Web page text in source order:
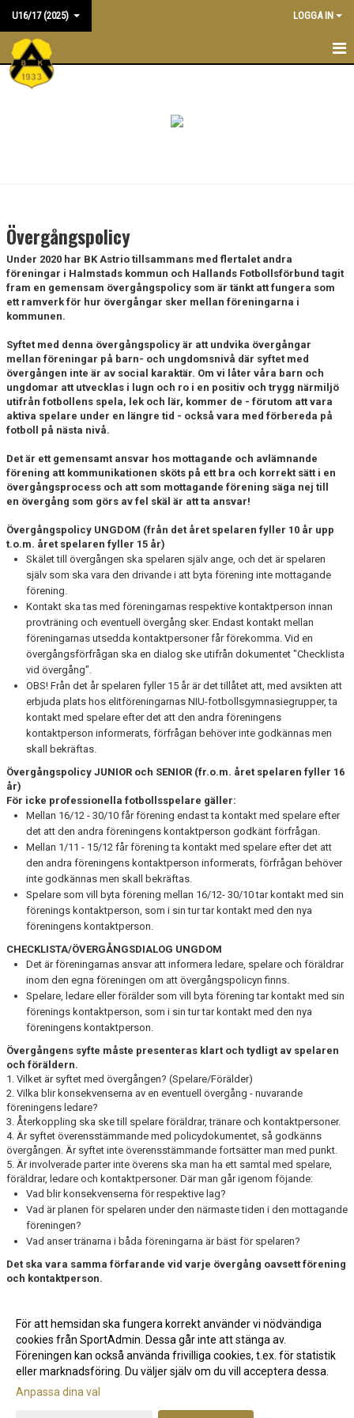
U16/17 (2025) LOGGA IN
U16/17
DOKUMENT
KONTAKT
MATCHER
PRAKTISK INFORMATION
ÖVERGÅNGSPOLICY
Övergångspolicy
Under 2020 har BK Astrio tillsammans med flertalet andra
föreningar i Halmstads kommun och Hallands Fotbollsförbund tagit
fram en gemensam övergångspolicy som är tänkt att fungera som
ett ramverk för hur övergångar sker mellan föreningarna i
kommunen.
Syftet med denna övergångspolicy är att undvika övergångar
mellan föreningar på barn- och ungdomsnivå där syftet med
övergången inte är av social karaktär. Om vi låter våra barn och
ungdomar att utvecklas i lugn och ro i en positiv och trygg närmiljö
utifrån fotbollens spela, lek och lär, kommer de - förutom att vara
aktiva spelare under en längre tid - också vara med förbereda på
fotboll på nästa nivå.
Det är ett gemensamt ansvar hos mottagande och avlämnande
förening att kommunikationen sköts på ett bra och korrekt sätt i en
övergångsprocess och att som mottagande förening säga nej till
en övergång som görs av fel skäl är att ta ansvar!
Övergångspolicy UNGDOM (från det året spelaren fyller 10 år upp
t.o.m. året spelaren fyller 15 år)
Skälet till övergången ska spelaren själv ange, och det är spelaren
själv som ska vara den drivande i att byta förening inte mottagande
förening.
Kontakt ska tas med föreningarnas respektive kontaktperson innan
provträning och eventuell övergång sker. Endast kontakt mellan
föreningarnas utsedda kontaktpersoner får förekomma. Vid en
övergångsförfrågan ska en dialog ske utifrån dokumentet "Checklista
vid övergång".
OBS! Från det år spelaren fyller 15 år är det tillåtet att, med avsikten att
erbjuda plats hos elitföreningarnas NIU-fotbollsgymnasiegrupper, ta
kontakt med spelare efter det att den andra föreningens
kontaktperson informerats, förfrågan behöver inte godkännas men
skall bekräftas.
Övergångspolicy JUNIOR och SENIOR (fr.o.m. året spelaren fyller 16
år)
För icke professionella fotbollsspelare gäller:
Mellan 16/12 - 30/10 får förening endast ta kontakt med spelare efter
det att den andra föreningens kontaktperson godkänt förfrågan.
Mellan 1/11 - 15/12 får förening ta kontakt med spelare efter det att
den andra föreningens kontaktperson informerats, förfrågan behöver
inte godkännas men skall bekräftas.
Spelare som vill byta förening mellan 16/12- 30/10 tar kontakt med sin
förenings kontaktperson, som i sin tur tar kontakt med den nya
föreningens kontaktperson.
CHECKLISTA/ÖVERGÅNGSDIALOG UNGDOM
Det är föreningarnas ansvar att informera ledare, spelare och föräldrar
inom den egna föreningen om att övergångspolicyn finns.
Spelare, ledare eller förälder som vill byta förening tar kontakt med sin
förenings kontaktperson, som i sin tur tar kontakt med den nya
föreningens kontaktperson.
Övergångens syfte måste presenteras klart och tydligt av spelaren
och föräldern.
1. Vilket är syftet med övergången? (Spelare/Förälder)
2. Vilka blir konsekvenserna av en eventuell övergång - nuvarande
föreningens ledare?
3. Återkoppling ska ske till spelare föräldrar, tränare och kontaktpersoner.
4. Är syftet överensstämmande med policydokumentet, så godkänns
övergången. Är syftet inte överensstämmande fortsätter man med punkt.
5. Är involverade parter inte överens ska man ha ett samtal med spelare,
föräldrar, ledare och kontaktpersoner. Där man går igenom föjande:
Vad blir konsekvenserna för respektive lag?
Vad är planen för spelaren under den närmaste tiden i den mottagande
föreningen?
Vad anser tränarna i båda föreningarna är bäst för spelaren?
Det ska vara samma förfarande vid varje övergång oavsett förening
och kontaktperson.
Gå till Webbversion
För att hemsidan ska fungera korrekt använder vi nödvändiga
cookies från SportAdmin. Dessa går inte att stänga av.
Föreningen kan också använda frivilliga cookies, t.ex. för statistik
eller marknadsföring. Du väljer själv om du vill acceptera dessa.
Anpassa dina val